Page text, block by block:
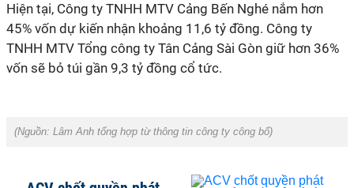
Hiện tại, Công ty TNHH MTV Cảng Bến Nghé nắm hơn
45% vốn dự kiến nhận khoảng 11,6 tỷ đồng. Công ty
TNHH MTV Tổng công ty Tân Cảng Sài Gòn giữ hơn 36%
vốn sẽ bỏ túi gần 9,3 tỷ đồng cổ tức.
(Nguồn: Lâm Anh tổng hợp từ thông tin công ty công bố)